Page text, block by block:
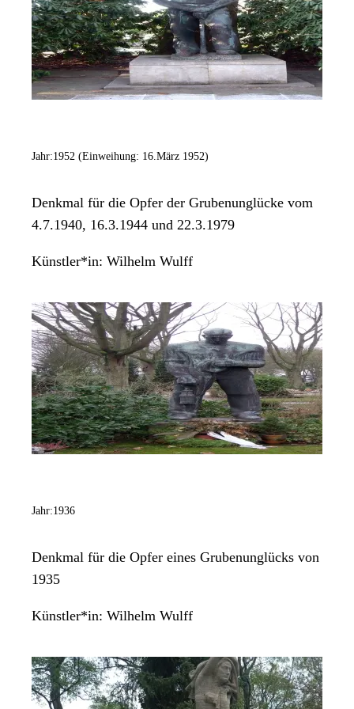
Jahr:1952 (Einweihung: 16.März 1952)
Denkmal für die Opfer der Grubenunglücke vom
4.7.1940, 16.3.1944 und 22.3.1979
Künstler*in: Wilhelm Wulff
Jahr:1936
Denkmal für die Opfer eines Grubenunglücks von
1935
Künstler*in: Wilhelm Wulff